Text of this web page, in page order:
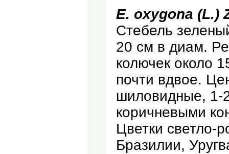
Е. oxygona (L.)
Стебель
20 см в диам.
колючек около
почти вдвое.
шиловидные, 1-
коричневыми
Цветки светло-
Бразилии,